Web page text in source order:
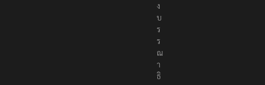
ง
บ
ร
ร
ณ
า
ธิ